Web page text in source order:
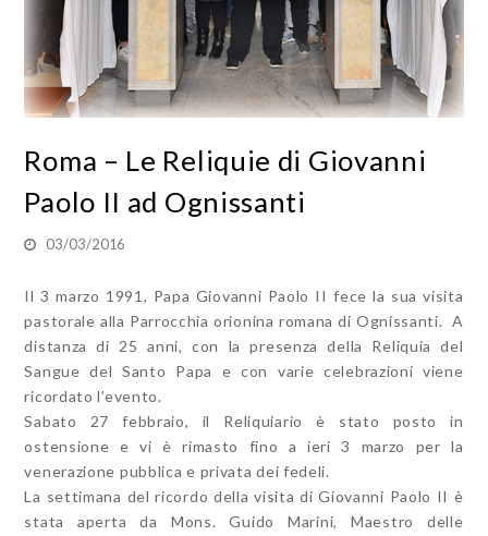
Roma – Le Reliquie di Giovanni
Paolo II ad Ognissanti
03/03/2016
Il 3 marzo 1991, Papa Giovanni Paolo II fece la sua visita
pastorale alla Parrocchia orionina romana di Ognissanti. A
distanza di 25 anni, con la presenza della Reliquia del
Sangue del Santo Papa e con varie celebrazioni viene
ricordato l’evento.
Sabato 27 febbraio, il Reliquiario è stato posto in
ostensione e vi è rimasto fino a ieri 3 marzo per la
venerazione pubblica e privata dei fedeli.
La settimana del ricordo della visita di Giovanni Paolo II è
stata aperta da Mons. Guido Marini, Maestro delle